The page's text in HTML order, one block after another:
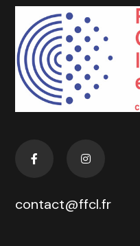
contact@ffcl.fr